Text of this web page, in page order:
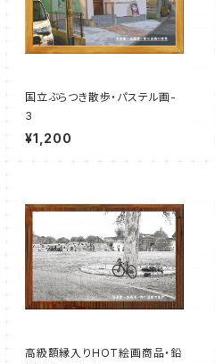
国立ぶらつき散歩・パステル画-
3
¥1,200
高級額縁入りHOT絵画商品・鉛